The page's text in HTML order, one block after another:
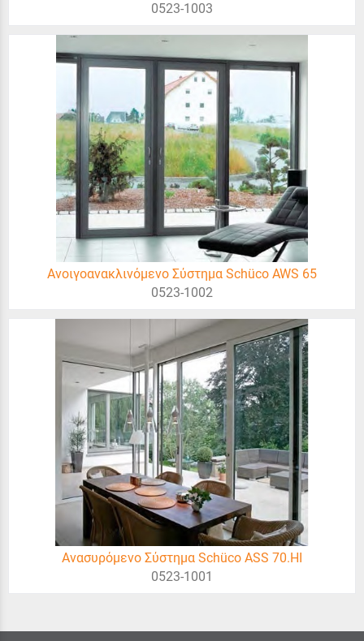
0523-1003
Ανοιγοανακλινόμενο Σύστημα Schüco AWS 65
0523-1002
Ανασυρόμενο Σύστημα Schüco ASS 70.HI
0523-1001